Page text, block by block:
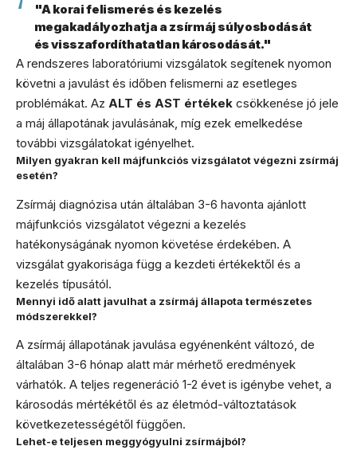
"A korai felismerés és kezelés
megakadályozhatja a zsírmáj súlyosbodását
és visszafordíthatatlan károsodását."
A rendszeres laboratóriumi vizsgálatok segítenek nyomon
követni a javulást és időben felismerni az esetleges
problémákat. Az ALT és AST értékek csökkenése jó jele
a máj állapotának javulásának, míg ezek emelkedése
további vizsgálatokat igényelhet.
Milyen gyakran kell májfunkciós vizsgálatot végezni zsírmáj
esetén?
Zsírmáj diagnózisa után általában 3-6 havonta ajánlott
májfunkciós vizsgálatot végezni a kezelés
hatékonyságának nyomon követése érdekében. A
vizsgálat gyakorisága függ a kezdeti értékektől és a
kezelés típusától.
Mennyi idő alatt javulhat a zsírmáj állapota természetes
módszerekkel?
A zsírmáj állapotának javulása egyénenként változó, de
általában 3-6 hónap alatt már mérhető eredmények
várhatók. A teljes regeneráció 1-2 évet is igénybe vehet, a
károsodás mértékétől és az életmód-változtatások
következetességétől függően.
Lehet-e teljesen meggyógyulni zsírmájból?